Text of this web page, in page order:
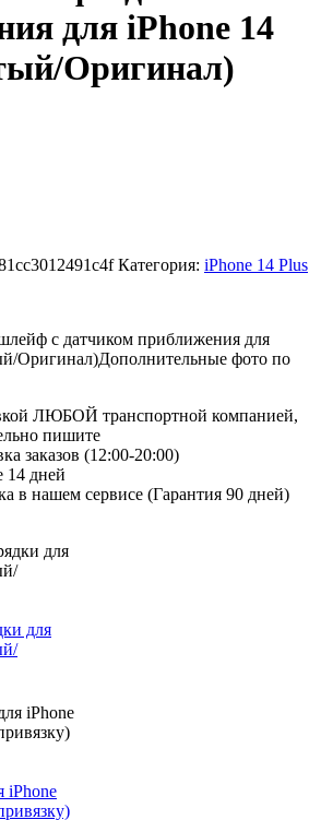
для iPhone 14
Оригинал)
Категория: iPhone 14 Plus
с датчиком приближения для
Оригинал)Дополнительные фото по
ЛЮБОЙ транспортной компанией,
пишите
заказов (12:00-20:00)
14 дней
в нашем сервисе (Гарантия 90 дней)
для
iPhone